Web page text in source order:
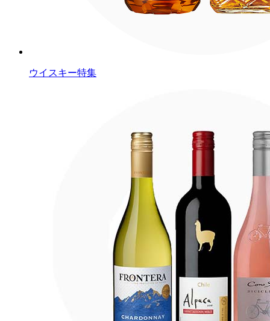
ウイスキー特集